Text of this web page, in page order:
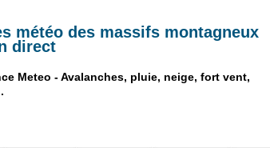
météo des massifs montagneux
direct
Meteo - Avalanches, pluie, neige, fort vent,